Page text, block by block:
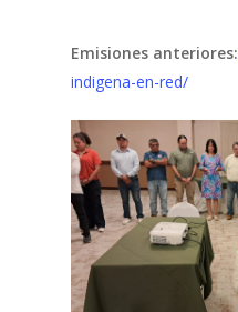
Emisiones anteriores:
indigena-en-red/